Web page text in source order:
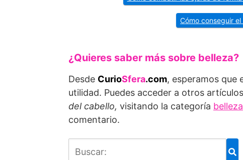
Cómo conseguir
¿Quieres saber más sobre belleza?
Desde CurioSfera.com, esperamos que
utilidad. Puedes acceder a otros
del cabello, visitando la categoría belleza
comentario.